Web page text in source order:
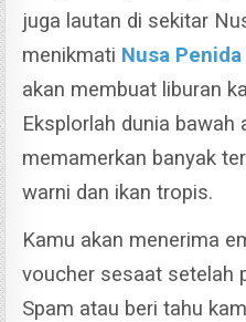
juga lautan di sekitar
menikmati Nusa
akan membuat liburan
Eksplorlah dunia bawah
memamerkan banyak
warni dan ikan tropis.
Kamu akan menerima
voucher sesaat setelah
Spam atau beri tahu